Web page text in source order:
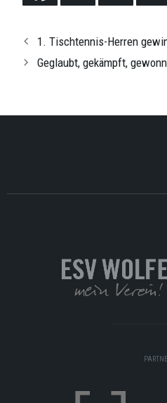
1. Tischtennis-Herren
Geglaubt, gekämpft,